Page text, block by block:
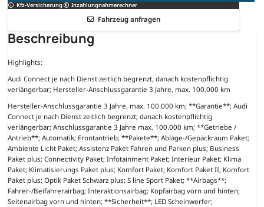
Kfz-Versicherung Inzahlungnahmerechner
Fahrzeug anfragen
Beschreibung
Highlights:
Audi Connect je nach Dienst zeitlich begrenzt, danach kostenpflichtig
verlängerbar; Hersteller-Anschlussgarantie 3 Jahre, max. 100.000 km
Hersteller-Anschlussgarantie 3 Jahre, max. 100.000 km; **Garantie**; Audi
Connect je nach Dienst zeitlich begrenzt; danach kostenpflichtig
verlängerbar; Anschlussgarantie 3 Jahre max. 100.000 km; **Getriebe /
Antrieb**; Automatik; Frontantrieb; **Pakete**; Ablage-/Gepäckraum Paket;
Ambiente Licht Paket; Assistenz Paket Fahren und Parken plus; Business
Paket plus; Connectivity Paket; Infotainment Paket; Interieur Paket; Klima
Paket; Klimatisierungs Paket plus; Komfort Paket; Komfort Paket II; Komfort
Paket plus; Optik Paket Schwarz plus; S line Sport Paket; **Airbags**;
Fahrer-/Beifahrerairbag; Interaktionsairbag; Kopfairbag vorn und hinten;
Seitenairbag vorn und hinten; **Sicherheit**; LED Scheinwerfer;